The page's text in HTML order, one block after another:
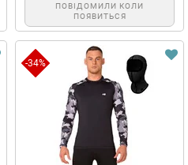
ПОВІДОМИЛИ КОЛИ
ПОЯВИТЬСЯ
-34%